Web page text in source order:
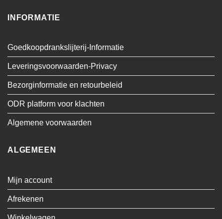
INFORMATIE
Goedkoopdrankslijterij-Informatie
Leveringsvoorwaarden-Privacy
Bezorginformatie en retourbeleid
ODR platform voor klachten
Algemene voorwaarden
ALGEMEEN
Mijn account
Afrekenen